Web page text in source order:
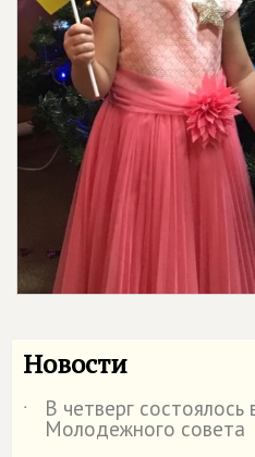
Новости
˙ В четверг
Молодежного совета